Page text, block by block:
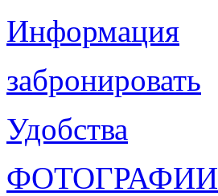
Информация
забронировать
Удобства
ФОТОГРАФИИ